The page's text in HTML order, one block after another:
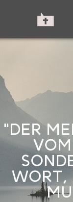
"DER
WORT,